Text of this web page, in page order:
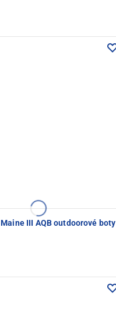
Maine III AQB outdoorové boty